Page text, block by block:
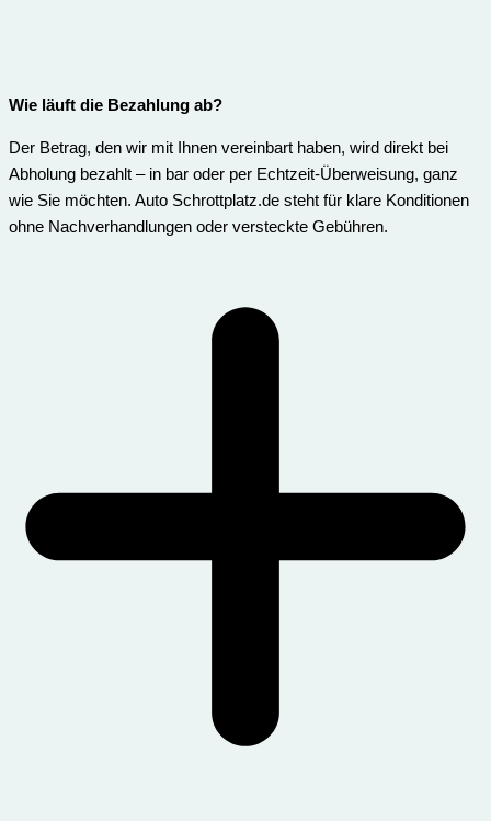
Wie läuft die Bezahlung ab?
Der Betrag, den wir mit Ihnen vereinbart haben, wird direkt bei
Abholung bezahlt – in bar oder per Echtzeit-Überweisung, ganz
wie Sie möchten. Auto Schrottplatz.de steht für klare Konditionen
ohne Nachverhandlungen oder versteckte Gebühren.